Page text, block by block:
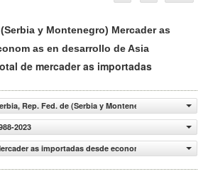
y Montenegro) Mercader as
as en desarrollo de Asia
de mercader as importadas
Rep. Fed. de (Serbia y Montenegro)
2023
as importadas desde econom as en